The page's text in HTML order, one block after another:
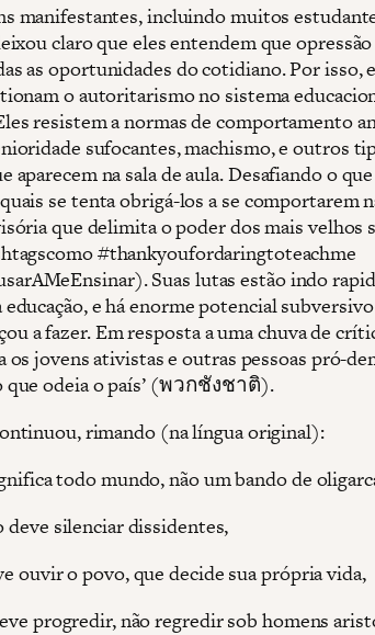
manifestantes, incluindo muitos
claro que eles entendem que
as oportunidades do cotidiano. Por isso,
o autoritarismo no sistema
resistem a normas de comportamento
sufocantes, machismo, e outros
aparecem na sala de aula. Desafiando o
se tenta obrigá-los a se comportarem
que delimita o poder dos mais velhos
#thankyoufordaringtoteachme
Suas lutas estão indo
educação, e há enorme potencial
a fazer. Em resposta a uma chuva de
os jovens ativistas e outras pessoas pró-
que odeia o país’ (พวกชังชาติ).
rimando (na língua original):
todo mundo, não um bando de
deve silenciar dissidentes,
ouvir o povo, que decide sua própria vida,
progredir, não regredir sob homens